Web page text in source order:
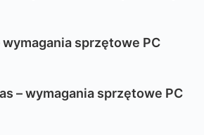
wymagania sprzętowe PC
– wymagania sprzętowe PC